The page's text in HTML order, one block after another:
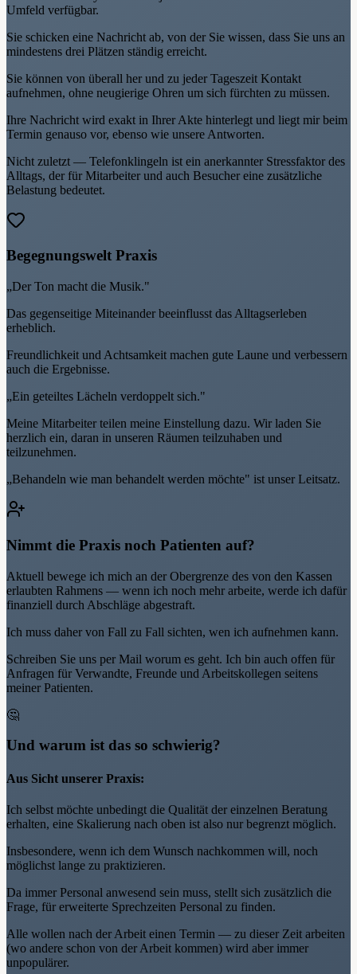
Umfeld verfügbar.
Sie schicken eine Nachricht ab, von der Sie wissen, dass Sie uns an
mindestens drei Plätzen ständig erreicht.
Sie können von überall her und zu jeder Tageszeit Kontakt
aufnehmen, ohne neugierige Ohren um sich fürchten zu müssen.
Ihre Nachricht wird exakt in Ihrer Akte hinterlegt und liegt mir beim
Termin genauso vor, ebenso wie unsere Antworten.
Nicht zuletzt — Telefonklingeln ist ein anerkannter Stressfaktor des
Alltags, der für Mitarbeiter und auch Besucher eine zusätzliche
Belastung bedeutet.
Begegnungswelt Praxis
„Der Ton macht die Musik."
Das gegenseitige Miteinander beeinflusst das Alltagserleben
erheblich.
Freundlichkeit und Achtsamkeit machen gute Laune und verbessern
auch die Ergebnisse.
„Ein geteiltes Lächeln verdoppelt sich."
Meine Mitarbeiter teilen meine Einstellung dazu. Wir laden Sie
herzlich ein, daran in unseren Räumen teilzuhaben und
teilzunehmen.
„Behandeln wie man behandelt werden möchte" ist unser Leitsatz.
Nimmt die Praxis noch Patienten auf?
Aktuell bewege ich mich an der Obergrenze des von den Kassen
erlaubten Rahmens — wenn ich noch mehr arbeite, werde ich dafür
finanziell durch Abschläge abgestraft.
Ich muss daher von Fall zu Fall sichten, wen ich aufnehmen kann.
Schreiben Sie uns per Mail worum es geht. Ich bin auch offen für
Anfragen für Verwandte, Freunde und Arbeitskollegen seitens
meiner Patienten.
🤔
Und warum ist das so schwierig?
Aus Sicht unserer Praxis:
Ich selbst möchte unbedingt die Qualität der einzelnen Beratung
erhalten, eine Skalierung nach oben ist also nur begrenzt möglich.
Insbesondere, wenn ich dem Wunsch nachkommen will, noch
möglichst lange zu praktizieren.
Da immer Personal anwesend sein muss, stellt sich zusätzlich die
Frage, für erweiterte Sprechzeiten Personal zu finden.
Alle wollen nach der Arbeit einen Termin — zu dieser Zeit arbeiten
(wo andere schon von der Arbeit kommen) wird aber immer
unpopulärer.